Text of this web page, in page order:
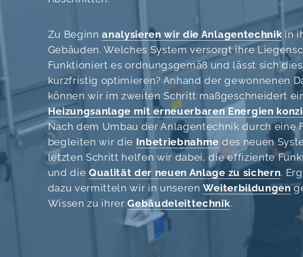
Zu Beginnanalysieren wir die Anlagentechnik in
Gebäuden. Welches System versorgt ihre
Funktioniert es ordnungsgemäß und lässt sich
kurzfristig optimieren? Anhand der gewonnenen
können wir im zweiten Schritt maßgeschneidert
Heizungsanlage mit erneuerbaren Energien
Nach dem Umbau der Anlagentechnik durch eine
begleiten wir die Inbetriebnahme des neuen
letzten Schritt helfen wir dabei, die effiziente
und dieQualität der neuen Anlage zu sichern.
dazu vermitteln wir in unserenWeiterbildungen
Wissen zu ihrerGebäudeleittechnik.